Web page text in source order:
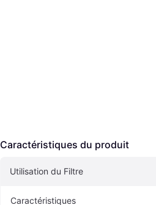
Caractéristiques du produit
Utilisation du Filtre
Caractéristiques